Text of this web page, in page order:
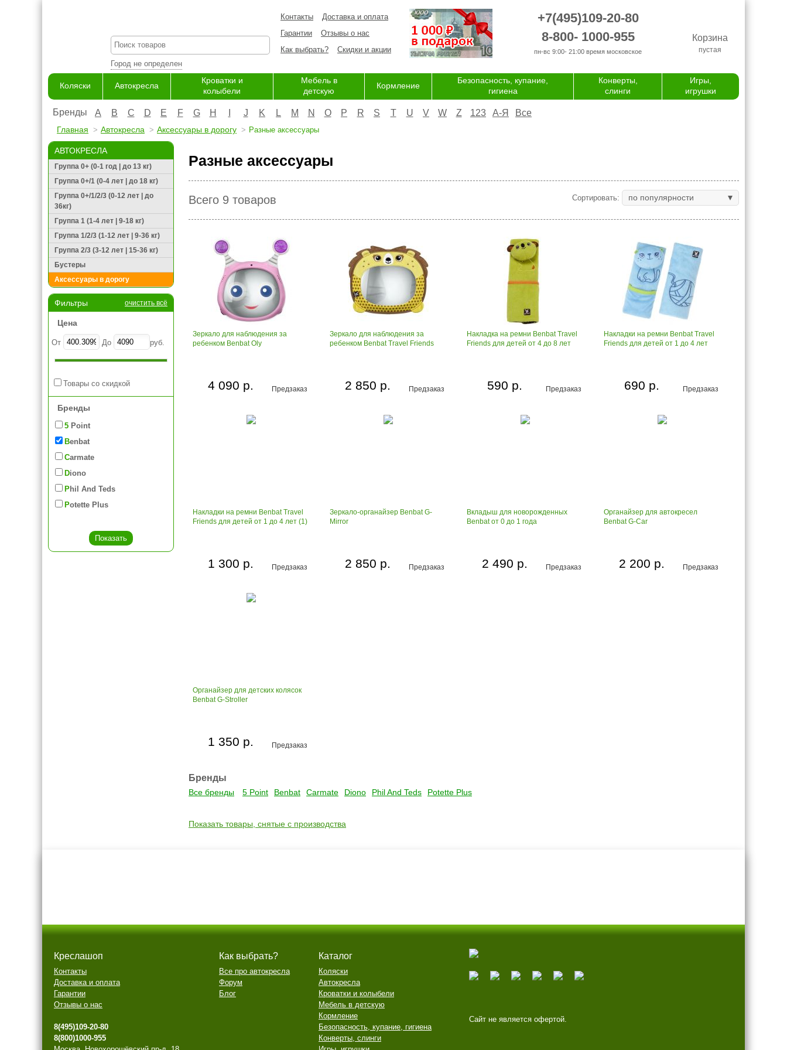
Город не определен
Контакты
Доставка и оплата
Гарантии
Отзывы о нас
Как выбрать?
Скидки и акции
+7(495)109-20-80
8-800- 1000-955
пн-вс 9:00- 21:00 время московское
Корзина
пустая
Коляски Автокресла
Кроватки и
колыбели
Мебель в
детскую
Кормление
Безопасность, купание,
гигиена
Конверты,
слинги
Игры,
игрушки
Бренды A B C D E F G H J K L M N O P R S T U V W Z 123 А-Я Все
Главная Автокресла Аксессуары в дорогу Разные аксессуары
АВТОКРЕСЛА
Группа 0+ (0-1 год | до 13 кг)
Группа 0+/1 (0-4 лет | до 18 кг)
Группа 0+/1/2/3 (0-12 лет | до
36кг)
Группа 1 (1-4 лет | 9-18 кг)
Группа 1/2/3 (1-12 лет | 9-36 кг)
Группа 2/3 (3-12 лет | 15-36 кг)
Бустеры
Аксессуары в дорогу
Фильтры очистить всё
Цена
От До руб.
Товары со скидкой
Бренды
5 Point
Benbat
Carmate
Diono
Phil And Teds
Potette Plus
Разные аксессуары
Всего 9 товаров Сортировать: по популярности
Зеркало для наблюдения за
ребенком Benbat Oly
Предзаказ
4 090 р.
Зеркало для наблюдения за
ребенком Benbat Travel Friends
Предзаказ
2 850 р.
Накладка на ремни Benbat Travel
Friends для детей от 4 до 8 лет
Предзаказ
590 р.
Накладки на ремни Benbat Travel
Friends для детей от 1 до 4 лет
Предзаказ
690 р.
Накладки на ремни Benbat Travel
Friends для детей от 1 до 4 лет (1)
Предзаказ
1 300 р.
Зеркало-органайзер Benbat G-
Mirror
Предзаказ
2 850 р.
Вкладыш для новорожденных
Benbat от 0 до 1 года
Предзаказ
2 490 р.
Органайзер для автокресел
Benbat G-Car
Предзаказ
2 200 р.
Органайзер для детских колясок
Benbat G-Stroller
Предзаказ
1 350 р.
Бренды
Все бренды 5 Point Benbat Carmate Diono Phil And Teds Potette Plus
Показать товары, снятые с производства
Креслашоп
Контакты
Доставка и оплата
Гарантии
Отзывы о нас
8(495)109-20-80
8(800)1000-955
Как выбрать?
Все про автокресла
Форум
Блог
Каталог
Коляски
Автокресла
Кроватки и колыбели
Мебель в детскую
Кормление
Безопасность, купание, гигиена
Конверты, слинги
Сайт не является офертой.